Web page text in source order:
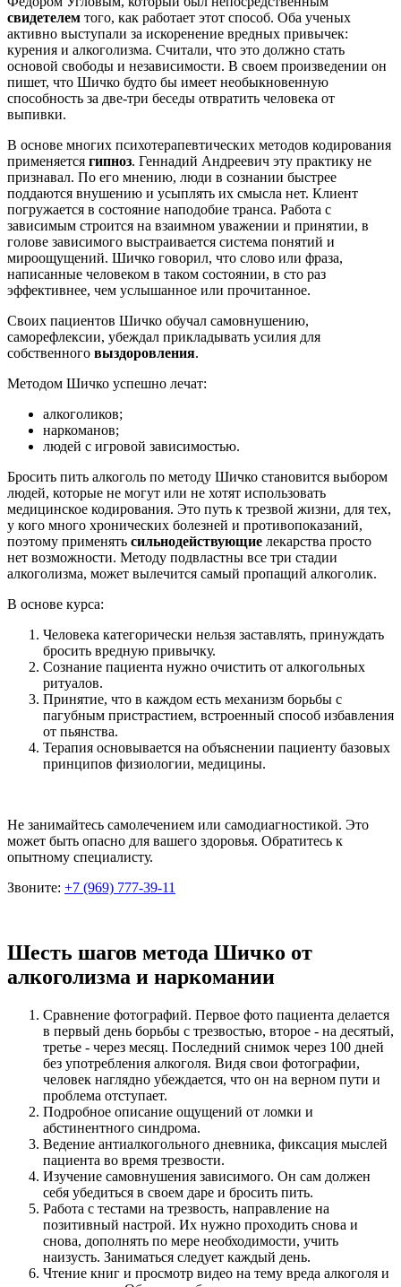
свидетелем того, как работает этот способ. Оба ученых
активно выступали за искоренение вредных привычек:
курения и алкоголизма. Считали, что это должно стать
основой свободы и независимости. В своем произведении он
пишет, что Шичко будто бы имеет необыкновенную
способность за две-три беседы отвратить человека от
выпивки.
В основе многих психотерапевтических методов кодирования
применяется гипноз. Геннадий Андреевич эту практику не
признавал. По его мнению, люди в сознании быстрее
поддаются внушению и усыплять их смысла нет. Клиент
погружается в состояние наподобие транса. Работа с
зависимым строится на взаимном уважении и принятии, в
голове зависимого выстраивается система понятий и
мироощущений. Шичко говорил, что слово или фраза,
написанные человеком в таком состоянии, в сто раз
эффективнее, чем услышанное или прочитанное.
Своих пациентов Шичко обучал самовнушению,
саморефлексии, убеждал прикладывать усилия для
собственного выздоровления.
Методом Шичко успешно лечат:
алкоголиков;
наркоманов;
людей с игровой зависимостью.
Бросить пить алкоголь по методу Шичко становится выбором
людей, которые не могут или не хотят использовать
медицинское кодирования. Это путь к трезвой жизни, для тех,
у кого много хронических болезней и противопоказаний,
поэтому применять сильнодействующие лекарства просто
нет возможности. Методу подвластны все три стадии
алкоголизма, может вылечится самый пропащий алкоголик.
В основе курса:
Человека категорически нельзя заставлять, принуждать
бросить вредную привычку.
Сознание пациента нужно очистить от алкогольных
ритуалов.
Принятие, что в каждом есть механизм борьбы с
пагубным пристрастием, встроенный способ избавления
от пьянства.
Терапия основывается на объяснении пациенту базовых
принципов физиологии, медицины.
Не занимайтесь самолечением или самодиагностикой. Это
может быть опасно для вашего здоровья. Обратитесь к
опытному специалисту.
Звоните: +7 (969) 777-39-11
Шесть шагов метода Шичко от
алкоголизма и наркомании
Сравнение фотографий. Первое фото пациента делается
в первый день борьбы с трезвостью, второе - на десятый,
третье - через месяц. Последний снимок через 100 дней
без употребления алкоголя. Видя свои фотографии,
человек наглядно убеждается, что он на верном пути и
проблема отступает.
Подробное описание ощущений от ломки и
абстинентного синдрома.
Ведение антиалкогольного дневника, фиксация мыслей
пациента во время трезвости.
Изучение самовнушения зависимого. Он сам должен
себя убедиться в своем даре и бросить пить.
Работа с тестами на трезвость, направление на
позитивный настрой. Их нужно проходить снова и
снова, дополнять по мере необходимости, учить
наизусть. Заниматься следует каждый день.
Чтение книг и просмотр видео на тему вреда алкоголя и